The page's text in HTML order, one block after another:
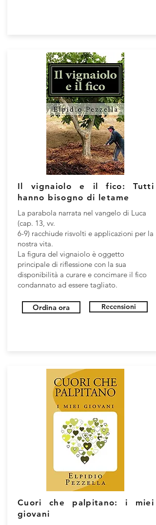
Il vignaiolo e il fico: Tutti
hanno bisogno di letame
La parabola narrata nel vangelo di Luca
(cap. 13, vv.
6-9) racchiude risvolti e applicazioni per la
nostra vita.
La figura del vignaiolo è oggetto
principale di riflessione con la sua
disponibilità a curare e concimare il fico
condannato ad essere tagliato.
Ordina ora Recensioni
Cuori che palpitano: i miei
giovani